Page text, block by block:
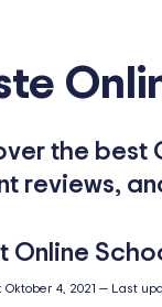
the best
reviews,
Oktober 4, 2021 — Last